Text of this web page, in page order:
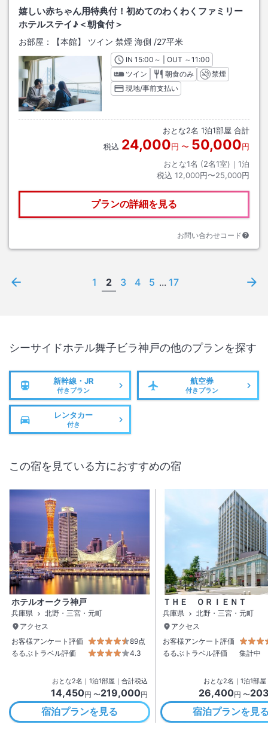
嬉しい赤ちゃん用特典付！初めてのわくわくファミリー
ホテルステイ♪＜朝食付＞
お部屋： 【本館】 ツイン 禁煙 海側 /27平米
INチェックイン
15:00 ～ | OUT チェックアウト
～11:00
ツイン
朝食のみ
禁煙
現地/事前支払い
おとな2名 1泊1部屋 合計
税込 24,000円 〜 50,000円
おとな1名 (2名1室)｜ 1泊
税込 12,000円〜25,000円
プランの詳細を見る
お問い合わせコード
1 2 3 4 5 ... 17
シーサイドホテル舞子ビラ神戸の他のプランを探す
新幹線・JR
付きプラン
航空券
付きプラン
レンタカー
付き
この宿を見ている方におすすめの宿
ホテルオークラ神戸
兵庫県
北野・三宮・元町
アクセス
お客様アンケート評価
89点
るるぶトラベル評価
4.3
おとな2名 ｜ 1泊1部屋｜合計税込
14,450円 〜219,000円
宿泊プランを見る
ＴＨＥ ＯＲＩＥＮＴ
兵庫県
北野・三宮・元町
アクセス
お客様アンケート評価
るるぶトラベル評価
集計中
おとな2名 ｜ 1泊1部屋
26,400円 〜
宿泊プランを見